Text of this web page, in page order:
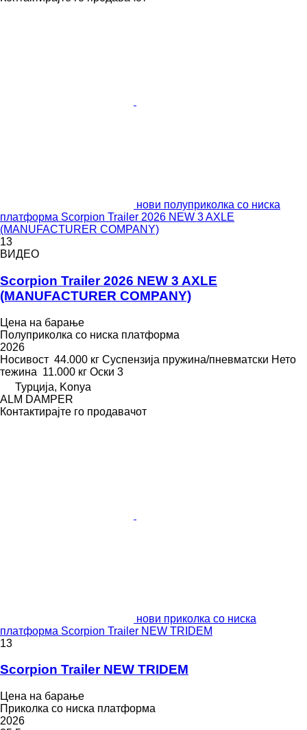
нови полуприколка со ниска
платформа Scorpion Trailer 2026 NEW 3 AXLE
(MANUFACTURER COMPANY)
13
ВИДЕО
Scorpion Trailer 2026 NEW 3 AXLE
(MANUFACTURER COMPANY)
Цена на барање
Полуприколка со ниска платформа
2026
Носивост 44.000 кг Суспензија пружина/пневматски Нето
тежина 11.000 кг Оски 3
Турција, Konya
ALM DAMPER
Контактирајте го продавачот
нови приколка со ниска
платформа Scorpion Trailer NEW TRIDEM
13
Scorpion Trailer NEW TRIDEM
Цена на барање
Приколка со ниска платформа
2026